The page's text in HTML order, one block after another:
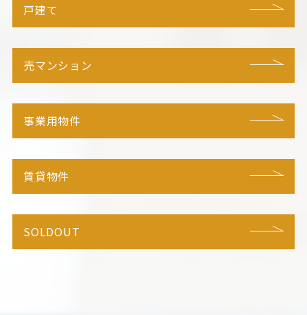
戸建て
売マンション
事業用物件
賃貸物件
SOLDOUT